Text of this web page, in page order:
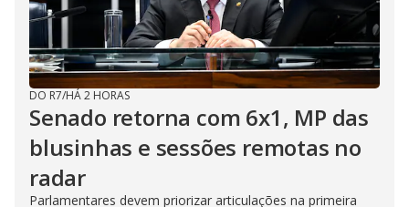
DO R7/HÁ 2 HORAS
Senado retorna com 6x1, MP das
blusinhas e sessões remotas no
radar
Parlamentares devem priorizar articulações na primeira